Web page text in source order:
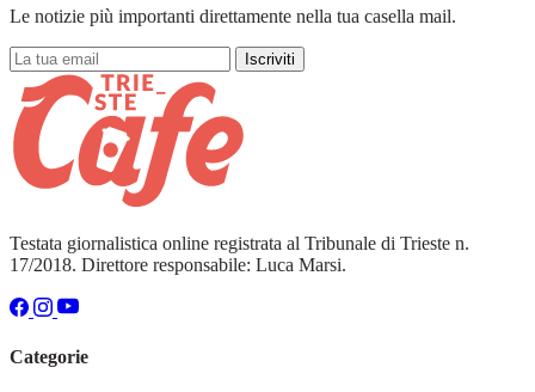
Le notizie più importanti direttamente nella tua casella mail.
Iscriviti
Testata giornalistica online registrata al Tribunale di Trieste n.
17/2018. Direttore responsabile: Luca Marsi.
Categorie